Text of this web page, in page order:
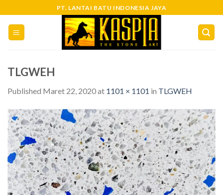
content
PT. LANTAI BATU INDONESIA JAYA
TLGWEH
Published Maret 22, 2020at 1101 × 1101 in TLGWEH